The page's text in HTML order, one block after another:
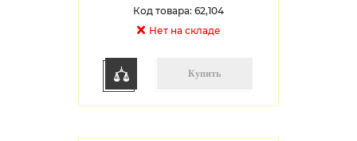
Код товара: 62,104
Нет на cкладе
Купить